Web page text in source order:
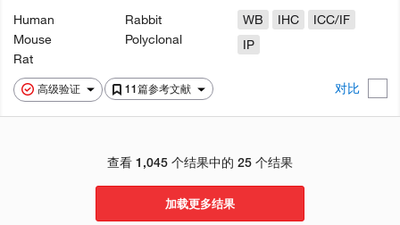
高级验证 11篇参考文献 对比
Human
Mouse
Rat
Rabbit
Polyclonal
WB
IHC
ICC/IF
IP
查看 1,045 个结果中的 25 个结果
加载更多结果